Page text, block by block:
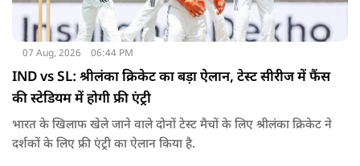
07 Aug, 2026 06:44 PM
IND vs SL: श्रीलंका क्रिकेट का बड़ा ऐलान, टेस्ट सीरीज में फैंस
की स्टेडियम में होगी फ्री एंट्री
भारत के खिलाफ खेले जाने वाले दोनों टेस्ट मैचों के लिए श्रीलंका क्रिकेट ने
दर्शकों के लिए फ्री एंट्री का ऐलान किया है.